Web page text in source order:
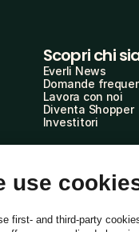
Scopri chi
Everli News
Domande
Lavora con noi
Diventa Shopper
Investitori
use
first- and third-party